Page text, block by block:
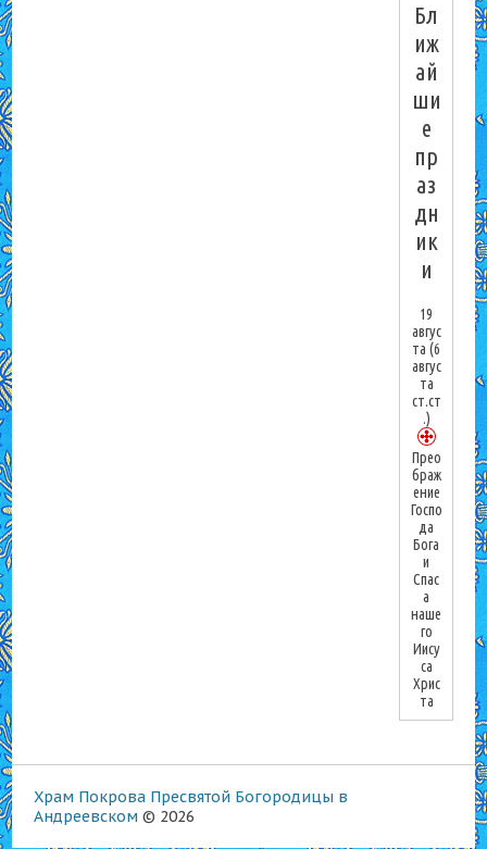
Бл
иж
ай
ши
е
пр
аз
дн
ик
и
19
авгус
та(6
авгус
та
ст.ст
.)
Прео
браж
ение
Госпо
да
Бога
и
Спас
а
наше
го
Иису
са
Хрис
та
Храм Покрова Пресвятой Богородицы в
Андреевском © 2026